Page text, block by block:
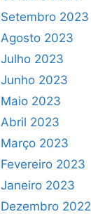
Setembro 2023
Agosto 2023
Julho 2023
Junho 2023
Maio 2023
Abril 2023
Março 2023
Fevereiro 2023
Janeiro 2023
Dezembro 2022